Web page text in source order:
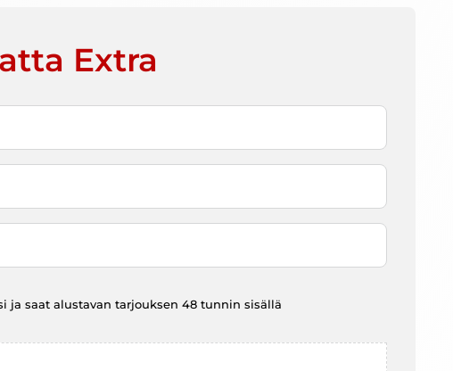
Extra
ja saat alustavan tarjouksen 48 tunnin sisällä